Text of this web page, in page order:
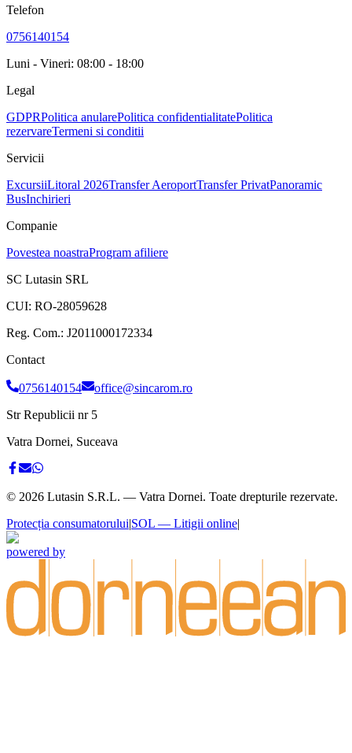
Telefon
0756140154
Luni - Vineri: 08:00 - 18:00
Legal
GDPRPolitica anularePolitica confidentialitatePolitica
rezervareTermeni si conditii
Servicii
ExcursiiLitoral 2026Transfer AeroportTransfer PrivatPanoramic
BusInchirieri
Companie
Povestea noastraProgram afiliere
SC Lutasin SRL
CUI: RO-28059628
Reg. Com.: J2011000172334
Contact
0756140154
office@sincarom.ro
Str Republicii nr 5
Vatra Dornei, Suceava
© 2026 Lutasin S.R.L. — Vatra Dornei. Toate drepturile rezervate.
Protecția consumatorului|SOL — Litigii online|
powered by